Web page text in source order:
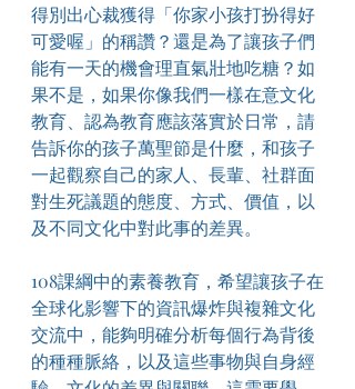
得別出心裁獲得「你家小孩打扮得好
可愛喔」的稱讚？還是為了讓孩子們
能有一天的機會理直氣壯地吃糖？如
果不是，如果你像我們一樣在意文化
教育、認為教育應該落實於日常，請
告訴你的孩子萬聖節是什麼，和孩子
一起觀察自己的家人、長輩、社群面
對生死議題的態度、方式、價值，以
及不同文化中對此事的差異。​
108課綱中的素養教育，希望讓孩子在
全球化影響下的資訊爆炸與複雜文化
交流中，能夠明確分析每個行為背後
的種種脈絡，以及這些事物與自身經